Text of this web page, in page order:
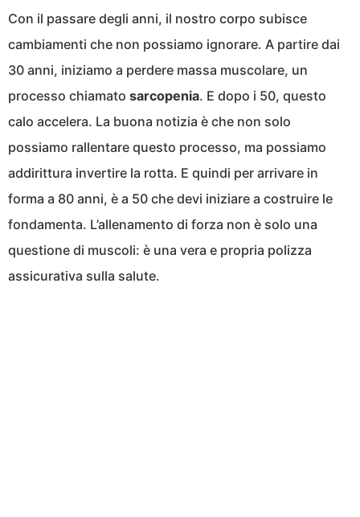
Con il passare degli anni, il nostro corpo subisce
cambiamenti che non possiamo ignorare. A partire dai
30 anni, iniziamo a perdere massa muscolare, un
processo chiamato sarcopenia. E dopo i 50, questo
calo accelera. La buona notizia è che non solo
possiamo rallentare questo processo, ma possiamo
addirittura invertire la rotta. E quindi per arrivare in
forma a 80 anni, è a 50 che devi iniziare a costruire le
fondamenta. L’allenamento di forza non è solo una
questione di muscoli: è una vera e propria polizza
assicurativa sulla salute.